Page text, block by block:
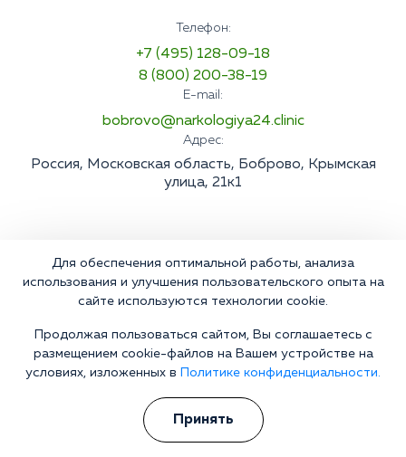
Телефон:
+7 (495) 128-09-18
8 (800) 200-38-19
E-mail:
bobrovo@narkologiya24.clinic
Адрес:
Россия, Московская область, Боброво, Крымская
улица, 21к1
Для обеспечения оптимальной работы, анализа
использования и улучшения пользовательского опыта на
сайте используются технологии cookie.
Продолжая пользоваться сайтом, Вы соглашаетесь с
размещением cookie-файлов на Вашем устройстве на
условиях, изложенных в
Политике конфиденциальности.
Принять